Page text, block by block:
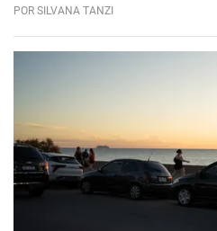
POR SILVANA TANZI